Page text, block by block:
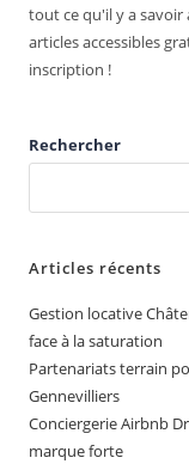
tout ce qu'il y a savoir
articles accessibles
inscription !
Rechercher
Articles récents
Gestion locative
face à la saturation
Partenariats terrain
Gennevilliers
Conciergerie Airbnb
marque forte